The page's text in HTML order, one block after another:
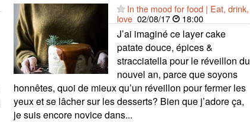
In the mood for food | Eat, drink,
love 02/08/17 18:00
J’ai imaginé ce layer cake
patate douce, épices &
stracciatella pour le réveillon du
nouvel an, parce que soyons
honnêtes, quoi de mieux qu’un réveillon pour fermer les
yeux et se lâcher sur les desserts? Bien que j’adore ça,
je suis encore novice dans...